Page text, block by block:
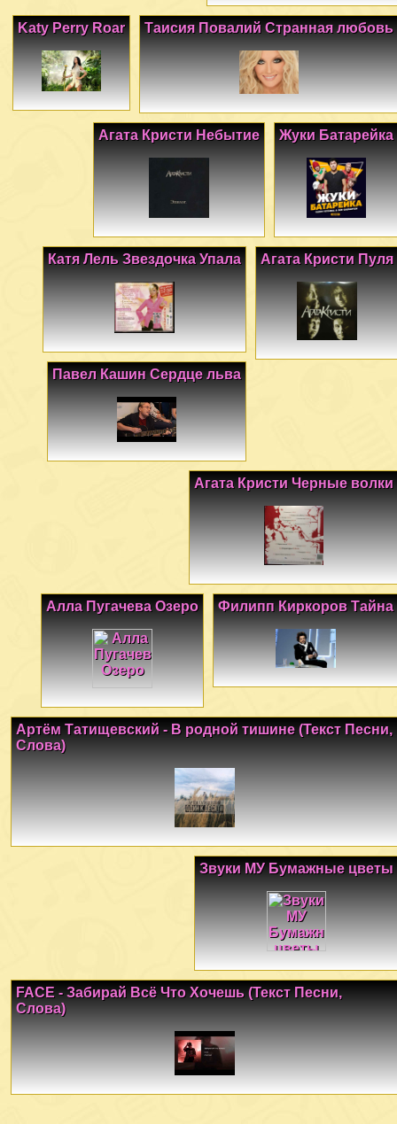
Таисия Повалий Странная любовь
Katy Perry Roar
Жуки Батарейка
Агата Кристи Небытие
Агата Кристи Пуля
Катя Лель Звездочка Упала
Павел Кашин Сердце льва
Агата Кристи Черные волки
Филипп Киркоров Тайна
Алла Пугачева Озеро
Артём Татищевский - В родной тишине (Текст Песни,
Слова)
Звуки МУ Бумажные цветы
FACE - Забирай Всё Что Хочешь (Текст Песни,
Слова)